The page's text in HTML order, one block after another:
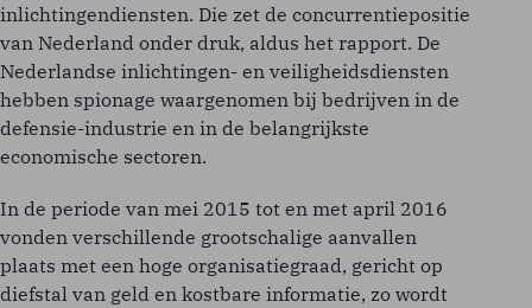
inlichtingendiensten. Die zet de concurrentiepositie
van Nederland onder druk, aldus het rapport. De
Nederlandse inlichtingen- en veiligheidsdiensten
hebben spionage waargenomen bij bedrijven in de
defensie-industrie en in de belangrijkste
economische sectoren.
In de periode van mei 2015 tot en met april 2016
vonden verschillende grootschalige aanvallen
plaats met een hoge organisatiegraad, gericht op
diefstal van geld en kostbare informatie, zo wordt